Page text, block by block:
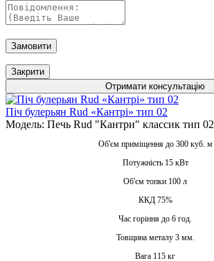
Замовити
Закрити
Отримати консультацію
Піч булерьян Rud «Кантрі» тип 02
Модель: Печь Rud "Кантри" классик тип 02
Об'єм приміщення до 300 куб. м
Потужність 15 кВт
Об'єм топки 100 л
ККД 75%
Час горіння до 6 год.
Товщина металу 3 мм.
Вага 115 кг